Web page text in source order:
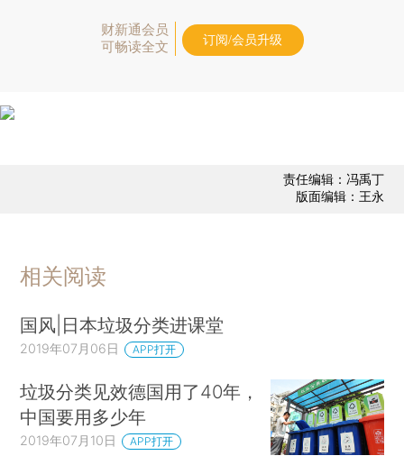
财新通会员
可畅读全文
订阅/会员升级
责任编辑：冯禹丁
版面编辑：王永
相关阅读
国风|日本垃圾分类进课堂
2019年07月06日 APP打开
垃圾分类见效德国用了40年，
中国要用多少年
2019年07月10日 APP打开